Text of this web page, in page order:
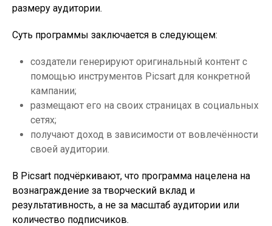
размеру аудитории.
Суть программы заключается в следующем:
создатели генерируют оригинальный контент с
помощью инструментов Picsart для конкретной
кампании;
размещают его на своих страницах в социальных
сетях;
получают доход в зависимости от вовлечённости
своей аудитории.
В Picsart подчёркивают, что программа нацелена на
вознаграждение за творческий вклад и
результативность, а не за масштаб аудитории или
количество подписчиков.